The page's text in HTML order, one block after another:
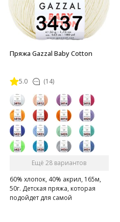
Пряжа Gazzal Baby Cotton
5.0 (14)
Ещё 28 вариантов
60% хлопок, 40% акрил, 165м,
50г. Детская пряжа, которая
подойдет для самой